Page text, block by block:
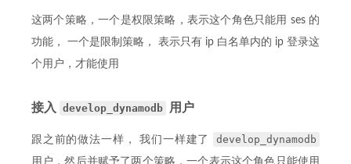
这两个策略，一个是权限策略，表示这个角色只能用 ses 的
功能， 一个是限制策略， 表示只有 ip 白名单内的 ip 登录这
个用户，才能使用
接入 develop_dynamodb 用户
跟之前的做法一样， 我们一样建了 develop_dynamodb
用户，然后并赋予了两个策略，一个表示这个角色只能使用